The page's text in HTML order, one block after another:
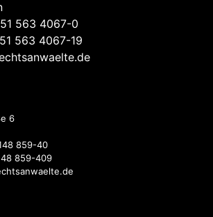
563 4067-0
563 4067-19
6
859-40
859-409